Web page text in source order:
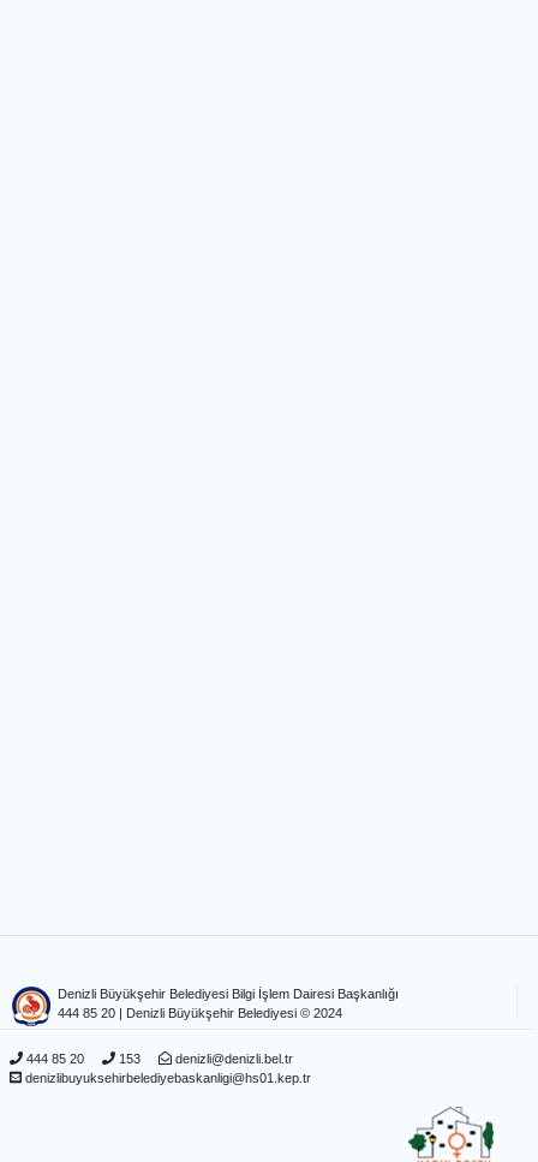
Denizli Büyükşehir Belediyesi Bilgi İşlem Dairesi Başkanlığı
444 85 20 | Denizli Büyükşehir Belediyesi © 2024
444 85 20 153
denizli@denizli.bel.tr
denizlibuyuksehirbelediyebaskanligi@hs01.kep.tr